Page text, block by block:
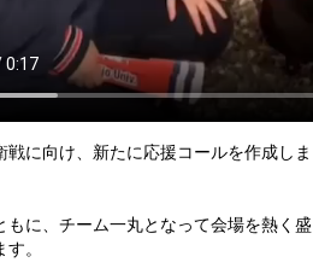
戦に向け、新たに応援コールを作成しま
もに、チーム一丸となって会場を熱く
。